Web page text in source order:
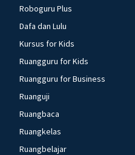
Roboguru Plus
Dafa dan Lulu
Kursus for Kids
Ruangguru for Kids
Ruangguru for Business
Ruanguji
Ruangbaca
Ruangkelas
Ruangbelajar